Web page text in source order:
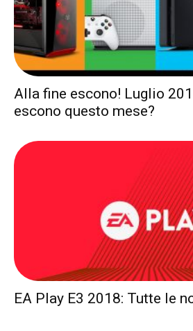
Alla fine escono! Luglio
escono questo mese?
EA Play E3 2018: Tutte le